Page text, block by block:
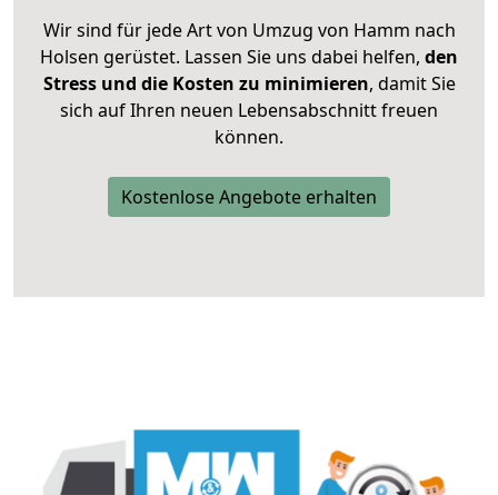
Wir sind für jede Art von Umzug von Hamm nach
Holsen gerüstet. Lassen Sie uns dabei helfen, den
Stress und die Kosten zu minimieren, damit Sie
sich auf Ihren neuen Lebensabschnitt freuen
können.
Kostenlose Angebote erhalten